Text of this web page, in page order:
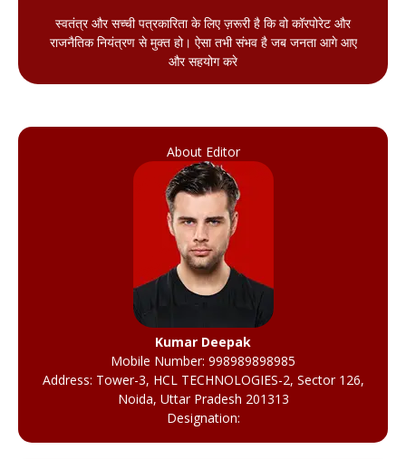
स्वतंत्र और सच्ची पत्रकारिता के लिए ज़रूरी है कि वो कॉरपोरेट और
राजनैतिक नियंत्रण से मुक्त हो। ऐसा तभी संभव है जब जनता आगे आए
और सहयोग करे
About Editor
Kumar Deepak
Mobile Number: 998989898985
Address: Tower-3, HCL TECHNOLOGIES-2, Sector 126,
Noida, Uttar Pradesh 201313
Designation: